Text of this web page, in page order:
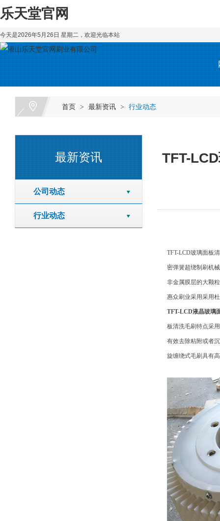
乐天堂官网
今天是2026年5月26日 星期二，欢迎光临本站
首页 > 最新资讯 > 行业动态
最新资讯
公司动态
行业动态
TFT-
TFT-LCD玻璃面板
密弹簧超绕制刷机
非金属膜层的大颗
惠众刷业采用采用
TFT-LCD液晶玻璃
板清洗毛刷特点采
有效去除粘附或者
旋缠绕式毛刷具有